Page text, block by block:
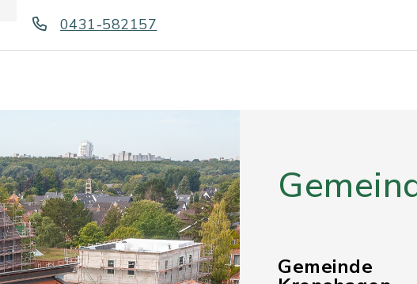
0431-582157
Gemeinde